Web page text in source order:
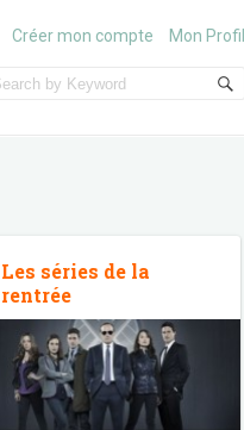
Créer mon compte Mon Profil
Les séries de la
rentrée